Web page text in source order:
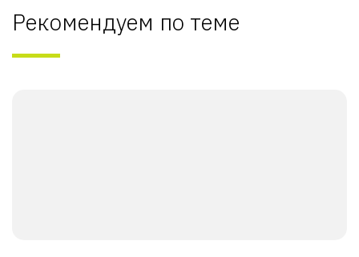
Рекомендуем по теме